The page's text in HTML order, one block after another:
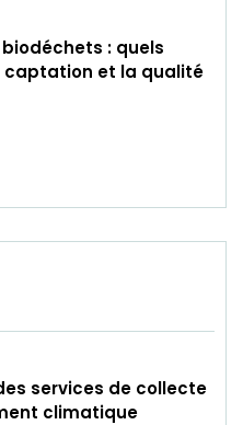
: quels
captation et la qualité
services de collecte
climatique